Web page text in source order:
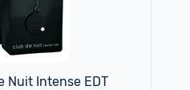
Nuit Intense EDT